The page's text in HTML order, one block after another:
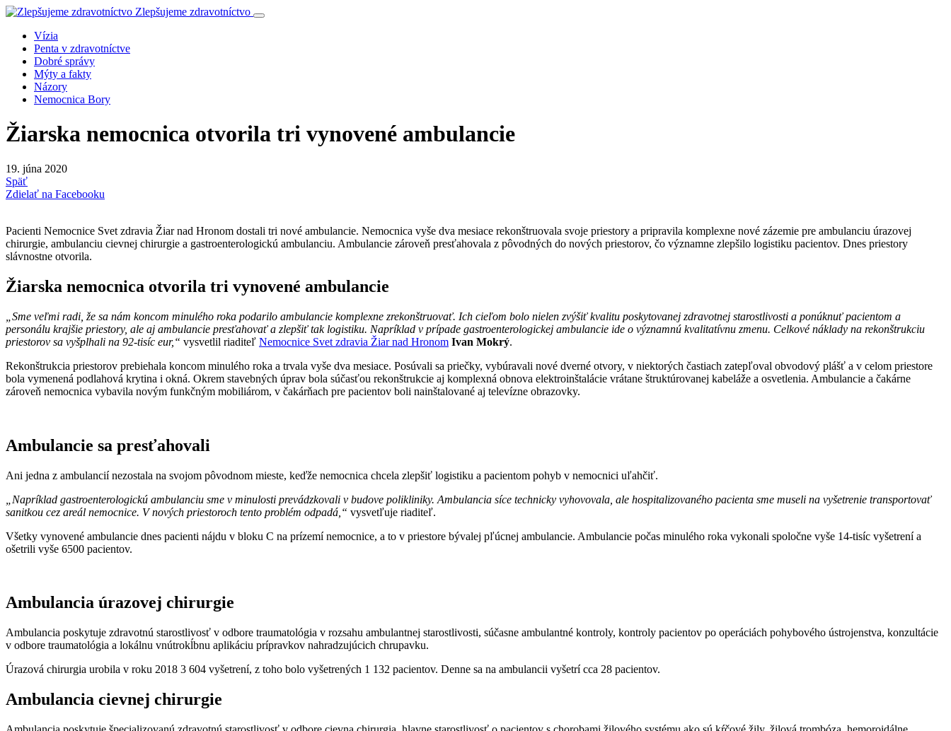
Zlepšujeme zdravotníctvo
Vízia
Penta v zdravotníctve
Dobré správy
Mýty a fakty
Názory
Nemocnica Bory
Žiarska nemocnica otvorila tri vynovené ambulancie
19. júna 2020
Späť
Zdielať na Facebooku
Pacienti Nemocnice Svet zdravia Žiar nad Hronom dostali tri nové ambulancie. Nemocnica vyše dva mesiace rekonštruovala svoje priestory a pripravila komplexne nové zázemie pre ambulanciu úrazovej
chirurgie, ambulanciu cievnej chirurgie a gastroenterologickú ambulanciu. Ambulancie zároveň presťahovala z pôvodných do nových priestorov, čo významne zlepšilo logistiku pacientov. Dnes priestory
slávnostne otvorila.
Žiarska nemocnica otvorila tri vynovené ambulancie
„Sme veľmi radi, že sa nám koncom minulého roka podarilo ambulancie komplexne zrekonštruovať. Ich cieľom bolo nielen zvýšiť kvalitu poskytovanej zdravotnej starostlivosti a ponúknuť pacientom a
personálu krajšie priestory, ale aj ambulancie presťahovať a zlepšiť tak logistiku. Napríklad v prípade gastroenterologickej ambulancie ide o významnú kvalitatívnu zmenu. Celkové náklady na rekonštrukciu
priestorov sa vyšplhali na 92-tisíc eur,“ vysvetlil riaditeľ Nemocnice Svet zdravia Žiar nad Hronom Ivan Mokrý.
Rekonštrukcia priestorov prebiehala koncom minulého roka a trvala vyše dva mesiace. Posúvali sa priečky, vybúravali nové dverné otvory, v niektorých častiach zatepľoval obvodový plášť a v celom priestore
bola vymenená podlahová krytina i okná. Okrem stavebných úprav bola súčasťou rekonštrukcie aj komplexná obnova elektroinštalácie vrátane štruktúrovanej kabeláže a osvetlenia. Ambulancie a čakárne
zároveň nemocnica vybavila novým funkčným mobiliárom, v čakárňach pre pacientov boli nainštalované aj televízne obrazovky.
Ambulancie sa presťahovali
Ani jedna z ambulancií nezostala na svojom pôvodnom mieste, keďže nemocnica chcela zlepšiť logistiku a pacientom pohyb v nemocnici uľahčiť.
„Napríklad gastroenterologickú ambulanciu sme v minulosti prevádzkovali v budove polikliniky. Ambulancia síce technicky vyhovovala, ale hospitalizovaného pacienta sme museli na vyšetrenie transportovať
sanitkou cez areál nemocnice. V nových priestoroch tento problém odpadá,“ vysvetľuje riaditeľ.
Všetky vynovené ambulancie dnes pacienti nájdu v bloku C na prízemí nemocnice, a to v priestore bývalej pľúcnej ambulancie. Ambulancie počas minulého roka vykonali spoločne vyše 14-tisíc vyšetrení a
ošetrili vyše 6500 pacientov.
Ambulancia úrazovej chirurgie
Ambulancia poskytuje zdravotnú starostlivosť v odbore traumatológia v rozsahu ambulantnej starostlivosti, súčasne ambulantné kontroly, kontroly pacientov po operáciách pohybového ústrojenstva, konzultácie
v odbore traumatológia a lokálnu vnútrokĺbnu aplikáciu prípravkov nahradzujúcich chrupavku.
Úrazová chirurgia urobila v roku 2018 3 604 vyšetrení, z toho bolo vyšetrených 1 132 pacientov. Denne sa na ambulancii vyšetrí cca 28 pacientov.
Ambulancia cievnej chirurgie